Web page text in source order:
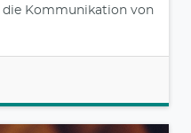
die Kommunikation von